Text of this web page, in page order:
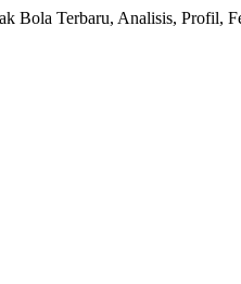
Bola Terbaru, Analisis, Profil,